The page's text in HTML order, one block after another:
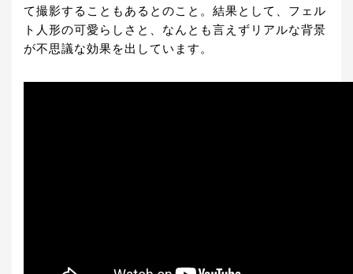
て撮影することもあるとのこと。結果として、フェル
ト人形の可愛らしさと、なんとも言えずリアルな背景
が不思議な効果を出しています。